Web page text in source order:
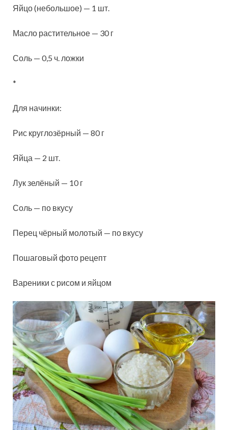
Яйцо (небольшое) — 1 шт.
Масло растительное — 30 г
Соль — 0,5 ч. ложки
*
Для начинки:
Рис круглозёрный — 80 г
Яйца — 2 шт.
Лук зелёный — 10 г
Соль — по вкусу
Перец чёрный молотый — по вкусу
Пошаговый фото рецепт
Вареники с рисом и яйцом